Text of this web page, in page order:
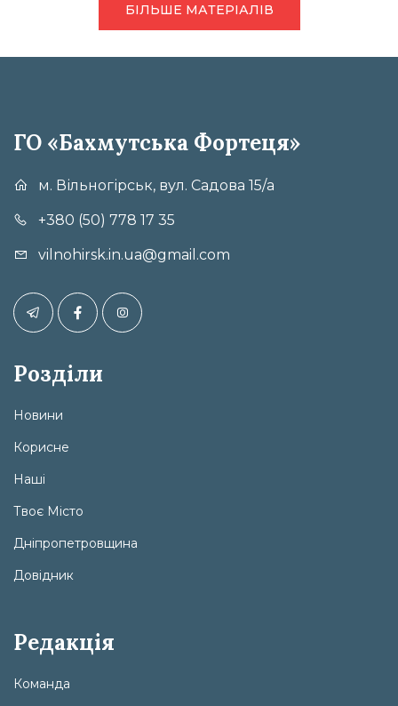
БІЛЬШЕ МАТЕРІАЛІВ
ГО «Бахмутська Фортеця»
м. Вільногірськ, вул. Садова 15/а
+380 (50) 778 17 35
vilnohirsk.in.ua@gmail.com
Розділи
Новини
Корисне
Наші
Твоє Місто
Дніпропетровщина
Довідник
Редакція
Команда